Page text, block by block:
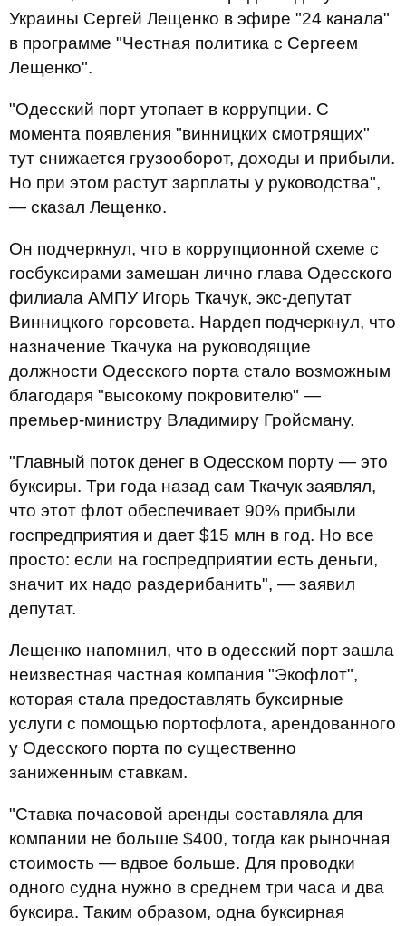
Украины Сергей Лещенко в эфире "24 канала"
в программе "Честная политика с Сергеем
Лещенко".
"Одесский порт утопает в коррупции. С
момента появления "винницких смотрящих"
тут снижается грузооборот, доходы и прибыли.
Но при этом растут зарплаты у руководства",
— сказал Лещенко.
Он подчеркнул, что в коррупционной схеме с
госбуксирами замешан лично глава Одесского
филиала АМПУ Игорь Ткачук, экс-депутат
Винницкого горсовета. Нардеп подчеркнул, что
назначение Ткачука на руководящие
должности Одесского порта стало возможным
благодаря "высокому покровителю" —
премьер-министру Владимиру Гройсману.
"Главный поток денег в Одесском порту — это
буксиры. Три года назад сам Ткачук заявлял,
что этот флот обеспечивает 90% прибыли
госпредприятия и дает $15 млн в год. Но все
просто: если на госпредприятии есть деньги,
значит их надо раздерибанить", — заявил
депутат.
Лещенко напомнил, что в одесский порт зашла
неизвестная частная компания "Экофлот",
которая стала предоставлять буксирные
услуги с помощью портофлота, арендованного
у Одесского порта по существенно
заниженным ставкам.
"Ставка почасовой аренды составляла для
компании не больше $400, тогда как рыночная
стоимость — вдвое больше. Для проводки
одного судна нужно в среднем три часа и два
буксира. Таким образом, одна буксирная